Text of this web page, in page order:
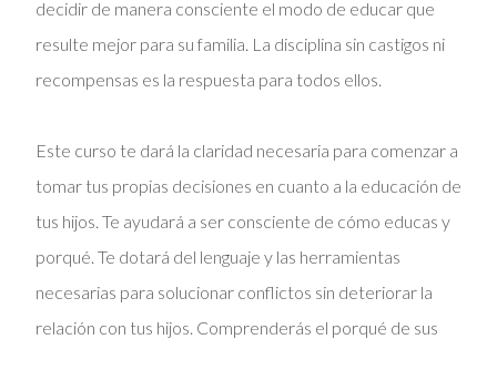
decidir de manera consciente el modo de educar que
resulte mejor para su familia. La disciplina sin castigos ni
recompensas es la respuesta para todos ellos.
Este curso te dará la claridad necesaria para comenzar a
tomar tus propias decisiones en cuanto a la educación de
tus hijos. Te ayudará a ser consciente de cómo educas y
porqué. Te dotará del lenguaje y las herramientas
necesarias para solucionar conflictos sin deteriorar la
relación con tus hijos. Comprenderás el porqué de sus